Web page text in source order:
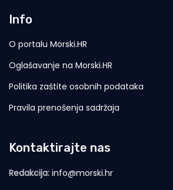
Info
O portalu Morski.HR
Oglašavanje na Morski.HR
Politika zaštite osobnih podataka
Pravila prenošenja sadržaja
Kontaktirajte nas
Redakcija: info@morski.hr